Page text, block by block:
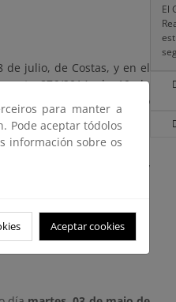
de julio, de Costas, y en el
876/2014, de 10 de
efectuada por plazo
plazo de veinte (20) días
de este anuncio, y
oportunas.
El
para manter a
Pode aceptar tódolos
información sobre os
Aceptar cookies